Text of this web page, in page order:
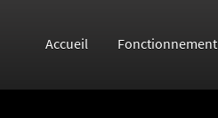
Accueil Fonctionnement